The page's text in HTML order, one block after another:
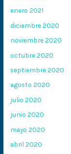
enero 2021
diciembre 2020
noviembre 2020
octubre 2020
septiembre 2020
agosto 2020
julio 2020
junio 2020
mayo 2020
abril 2020